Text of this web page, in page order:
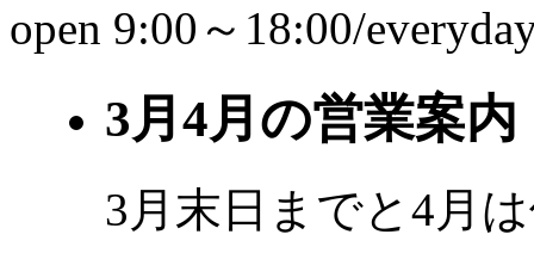
open 9:00～18:00/
3月4月の営業案内
3月末日までと4月